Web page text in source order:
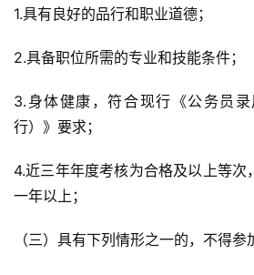
1.具有良好的品行和职业道德；
2.具备职位所需的专业和技能条件；
3.身体健康，符合现行《公务员
行）》要求；
4.近三年年度考核为合格及以上等次
一年以上；
（三）具有下列情形之一的，不得参